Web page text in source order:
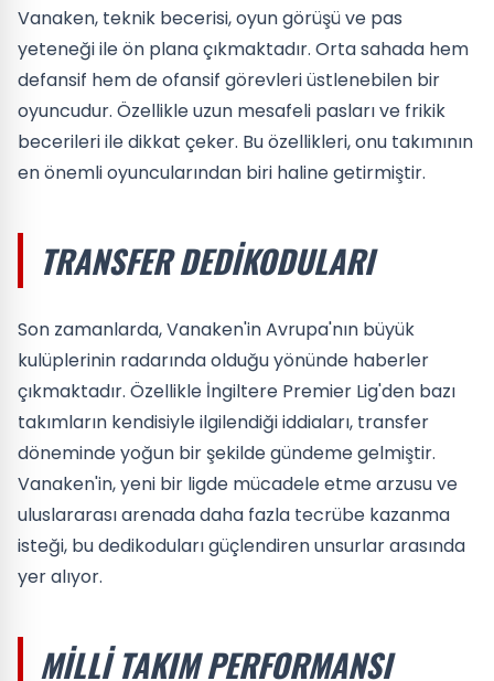
Vanaken, teknik becerisi, oyun görüşü ve pas
yeteneği ile ön plana çıkmaktadır. Orta sahada hem
defansif hem de ofansif görevleri üstlenebilen bir
oyuncudur. Özellikle uzun mesafeli pasları ve frikik
becerileri ile dikkat çeker. Bu özellikleri, onu takımının
en önemli oyuncularından biri haline getirmiştir.
TRANSFER DEDIKODULARI
Son zamanlarda, Vanaken'in Avrupa'nın büyük
kulüplerinin radarında olduğu yönünde haberler
çıkmaktadır. Özellikle İngiltere Premier Lig'den bazı
takımların kendisiyle ilgilendiği iddiaları, transfer
döneminde yoğun bir şekilde gündeme gelmiştir.
Vanaken'in, yeni bir ligde mücadele etme arzusu ve
uluslararası arenada daha fazla tecrübe kazanma
isteği, bu dedikoduları güçlendiren unsurlar arasında
yer alıyor.
MILLI TAKIM PERFORMANSI